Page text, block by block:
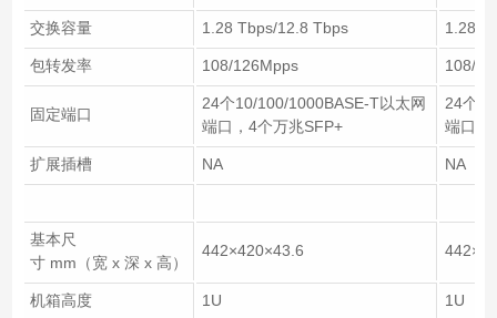
交换容量 1.28 Tbps/12.8 Tbps 1.28
包转发率 108/126Mpps 108/
固定端口
24个10/100/1000BASE-T以太网
端口，4个万兆SFP+
24个
端口（
扩展插槽 NA NA
基本尺
寸 mm（宽 x 深 x 高）
442×420×43.6
机箱高度 1U 1U